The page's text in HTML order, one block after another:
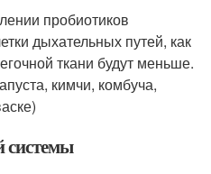
пробиотиков
дыхательных путей, как
ткани будут меньше.
кимчи, комбуча,
системы